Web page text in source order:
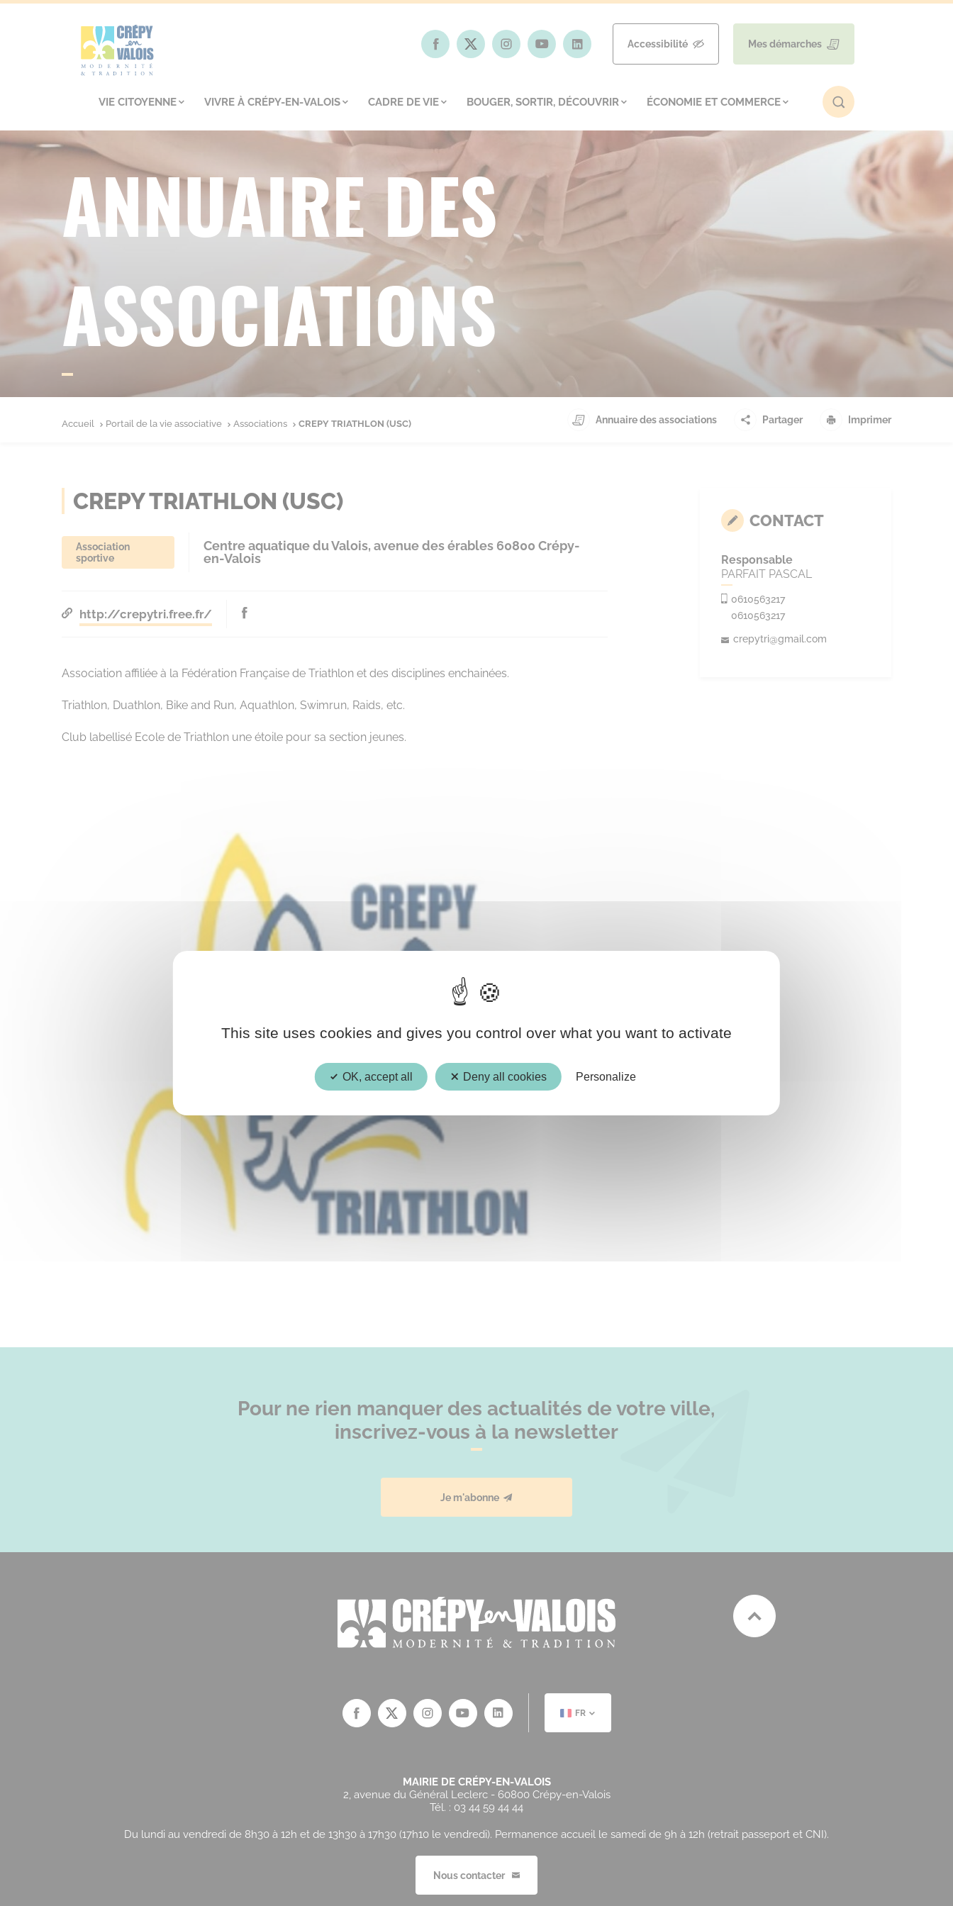
Accessibilité Mes démarches
VIE CITOYENNE VIVRE À CRÉPY-EN-VALOIS CADRE DE VIE BOUGER, SORTIR, DÉCOUVRIR ÉCONOMIE ET COMMERCE
ANNUAIRE DES
ASSOCIATIONS
Accueil Portail de la vie associative Associations CREPY TRIATHLON (USC) Annuaire des associations Partager Imprimer
CREPY TRIATHLON (USC)
Association
sportive
Centre aquatique du Valois, avenue des érables 60800 Crépy-
en-Valois
http://crepytri.free.fr/
Association affiliée à la Fédération Française de Triathlon et des disciplines enchainées.
Triathlon, Duathlon, Bike and Run, Aquathlon, Swimrun, Raids, etc.
Club labellisé Ecole de Triathlon une étoile pour sa section jeunes.
CONTACT
Responsable
PARFAIT PASCAL
0610563217
0610563217
crepytri@gmail.com
Pour ne rien manquer des actualités de votre ville,
inscrivez-vous à la newsletter
Je m'abonne
FR
MAIRIE DE CRÉPY-EN-VALOIS
2, avenue du Général Leclerc - 60800 Crépy-en-Valois
Tél. : 03 44 59 44 44
Du lundi au vendredi de 8h30 à 12h et de 13h30 à 17h30 (17h10 le vendredi). Permanence accueil le samedi de 9h à 12h (retrait passeport et CNI).
Nous contacter
This site uses cookies and gives you control over what you want to activate
OK, accept all Deny all cookies Personalize